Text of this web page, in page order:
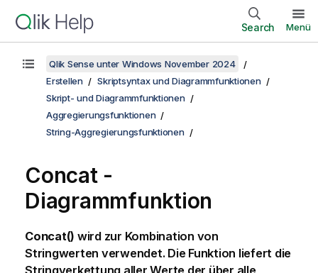
Search Menü
Qlik Sense unter Windows November 2024
Erstellen
Skriptsyntax und Diagrammfunktionen
Skript- und Diagrammfunktionen
Aggregierungsfunktionen
String-Aggregierungsfunktionen
Concat-
Diagrammfunktion
Concat() wird zur Kombination von
Stringwerten verwendet. Die Funktion liefert die